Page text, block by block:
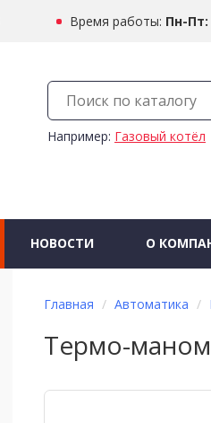
Время работы: Пн-Пт:
Например: Газовый котёл
НОВОСТИ О
Главная Автоматика
Термо-